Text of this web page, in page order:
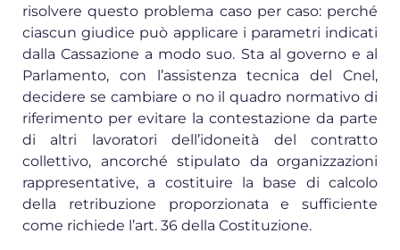
risolvere questo problema caso per caso: perché
ciascun giudice può applicare i parametri indicati
dalla Cassazione a modo suo. Sta al governo e al
Parlamento, con l’assistenza tecnica del Cnel,
decidere se cambiare o no il quadro normativo di
riferimento per evitare la contestazione da parte
di altri lavoratori dell’idoneità del contratto
collettivo, ancorché stipulato da organizzazioni
rappresentative, a costituire la base di calcolo
della retribuzione proporzionata e sufficiente
come richiede l’art. 36 della Costituzione.